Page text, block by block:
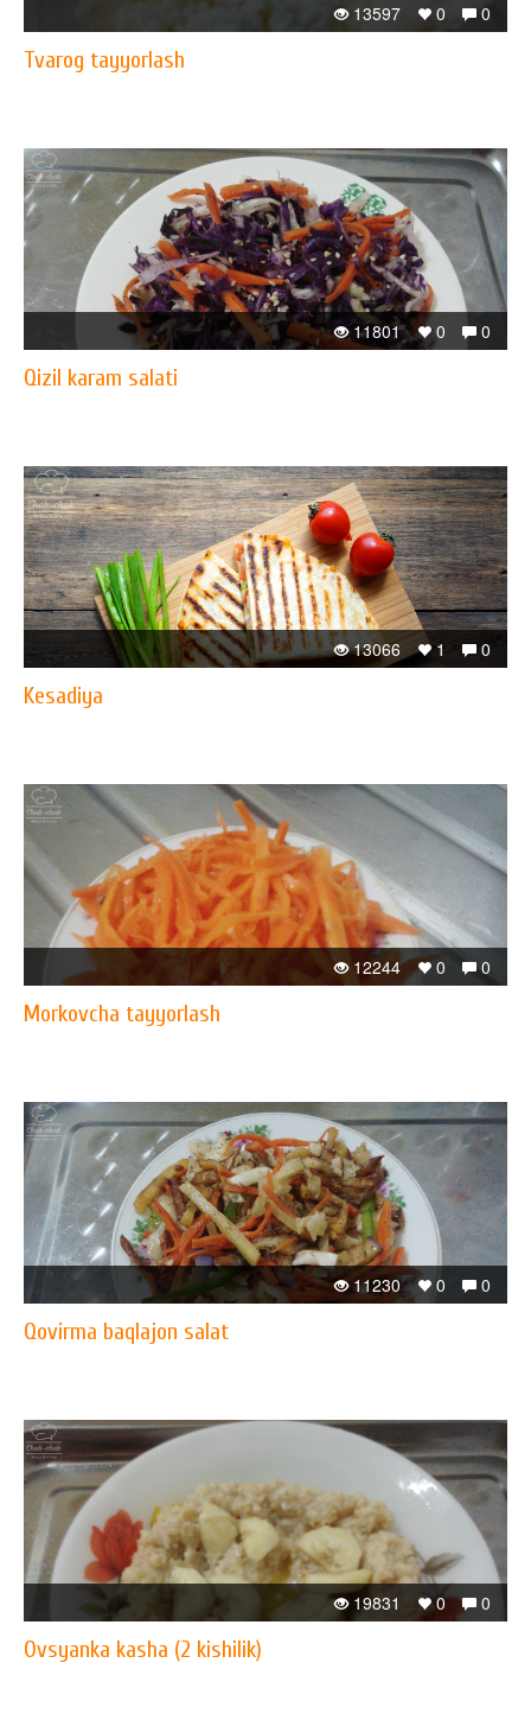
0
0
13597
Tvarog tayyorlash
0
0
11801
Qizil karam salati
0
1
13066
Kesadiya
0
0
12244
Morkovcha tayyorlash
0
0
11230
Qovirma baqlajon salat
0
0
19831
Ovsyanka kasha (2 kishilik)